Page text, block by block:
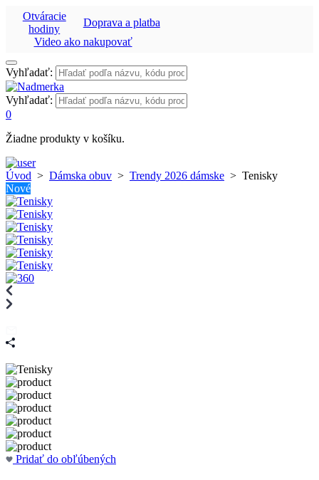
Otváracie
hodiny
Doprava a platba
Video ako nakupovať
Vyhľadať:
Vyhľadať:
0
Žiadne produkty v košíku.
Úvod > Dámska obuv > Trendy 2026 dámske > Tenisky
Nové
Pridať do obľúbených